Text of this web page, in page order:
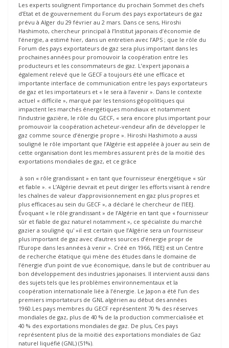
Les experts soulignent l’importance du prochain Sommet des chefs
d’Etat et de gouvernement du Forum des pays exportateurs de gaz
prévu à Alger du 29 février au 2 mars. Dans ce sens, Hiroshi
Hashimoto, chercheur principal à l’Institut japonais d’économie de
l’énergie, a estimé hier, dans un entretien avec l’APS ; que le rôle du
Forum des pays exportateurs de gaz sera plus important dans les
prochaines années pour promouvoir la coopération entre les
producteurs et les consommateurs de gaz. L’expert japonais a
également relevé que le GECF a toujours été une efficace et
importante interface de communication entre les pays exportateurs
de gaz et les importateurs et « le sera à l’avenir ». Dans le contexte
actuel « difficile », marqué par les tensions géopolitiques qui
impactent les marchés énergétiques mondiaux et notamment
l’industrie gazière, le rôle du GECF, « sera encore plus important pour
promouvoir la coopération acheteur-vendeur afin de développer le
gaz comme source d’énergie propre ». Hiroshi Hashimoto a aussi
souligné le rôle important que l’Algérie est appelée à jouer au sein de
cette organisation dont les membres assurent près de la moitié des
exportations mondiales de gaz, et ce grâce
à son « rôle grandissant » en tant que fournisseur énergétique « sûr
et fiable ». « L’Algérie devrait et peut diriger les efforts visant à rendre
les chaînes de valeur d’approvisionnement en gaz plus propres et
plus efficaces au sein du GECF », a déclaré le chercheur de l’IEEJ.
Évoquant « le rôle grandissant » de l’Algérie en tant que « fournisseur
sûr et fiable de gaz naturel notamment », ce spécialiste du marché
gazier a souligné qu' »il est certain que l’Algérie sera un fournisseur
plus important de gaz avec d’autres sources d’énergie propr de
l’Europe dans les années à venir ». Créé en 1966, l’IEEJ est un Centre
de recherche étatique qui mène des études dans le domaine de
l’énergie d’un point de vue économique, dans le but de contribuer au
bon développement des industries japonaises. Il intervient aussi dans
des sujets tels que les problèmes environnementaux et la
coopération internationale liée à l’énergie. Le Japon a été l’un des
premiers importateurs de GNL algérien au début des années
1960.Les pays membres du GECF représentent 70 % des réserves
mondiales de gaz, plus de 40 % de la production commercialisée et
40 % des exportations mondiales de gaz. De plus, Ces pays
représentent plus de la moitié des exportations mondiales de Gaz
naturel liquéfié (GNL) (51%).